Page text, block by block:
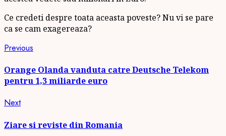
Ce credeti despre toata aceasta poveste? Nu vi se pare
ca se cam exagereaza?
Continue
Reading
Previous
Orange Olanda vanduta catre Deutsche Telekom
pentru 1,3 miliarde euro
NextNext
Ziare si reviste din Romania